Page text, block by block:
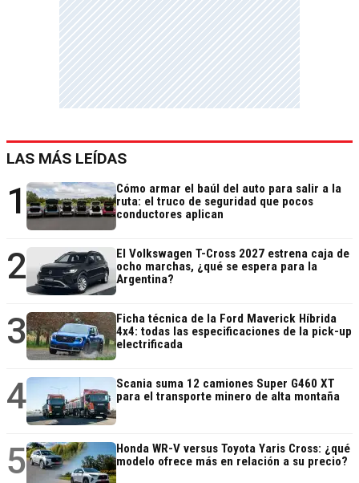
LAS MÁS LEÍDAS
1
Cómo armar el baúl del auto para salir a la
ruta: el truco de seguridad que pocos
conductores aplican
2
El Volkswagen T-Cross 2027 estrena caja de
ocho marchas, ¿qué se espera para la
Argentina?
3
Ficha técnica de la Ford Maverick Híbrida
4x4: todas las especificaciones de la pick-up
electrificada
4
Scania suma 12 camiones Super G460 XT
para el transporte minero de alta montaña
5
Honda WR-V versus Toyota Yaris Cross: ¿qué
modelo ofrece más en relación a su precio?